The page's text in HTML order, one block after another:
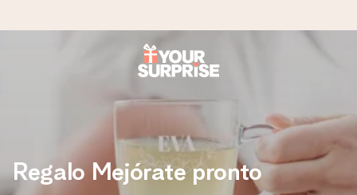
Preparamos tu regalo con cuidado y lo enviamos al vuelo,
para que lo entregues en el momento perfecto, cuando más
Regalo Mejórate pronto